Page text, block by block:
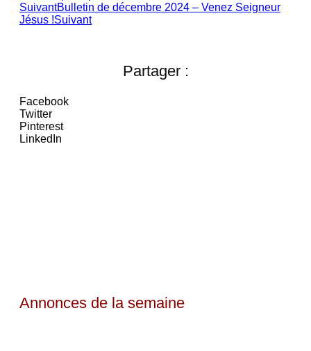
SuivantBulletin de décembre 2024 – Venez Seigneur
Jésus !Suivant
Partager :
Facebook
Twitter
Pinterest
LinkedIn
Annonces de la semaine